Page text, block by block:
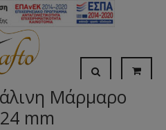
Μάρμαρο
mm